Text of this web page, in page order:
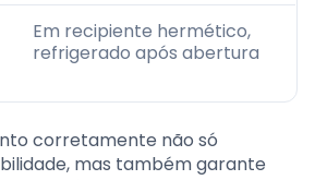
Em recipiente hermético,
refrigerado após abertura
corretamente não só
mas também garante